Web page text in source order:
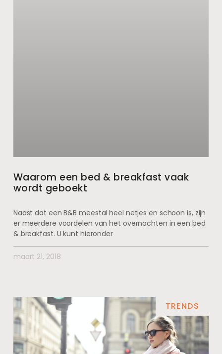
Waarom een bed & breakfast vaak
wordt geboekt
Naast dat een B&B meestal heel netjes en schoon is, zijn
er meerdere voordelen van het overnachten in een bed
& breakfast. U kunt hieronder
maart 21, 2018
TRENDS